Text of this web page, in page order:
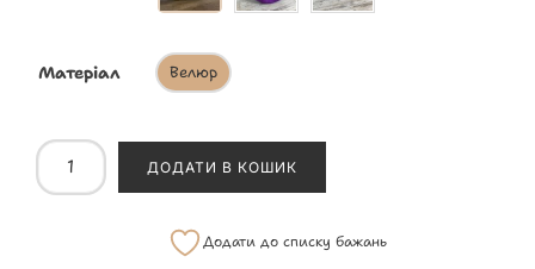
Матеріал Велюр
ДОДАТИ В КОШИК
Додати до списку бажань